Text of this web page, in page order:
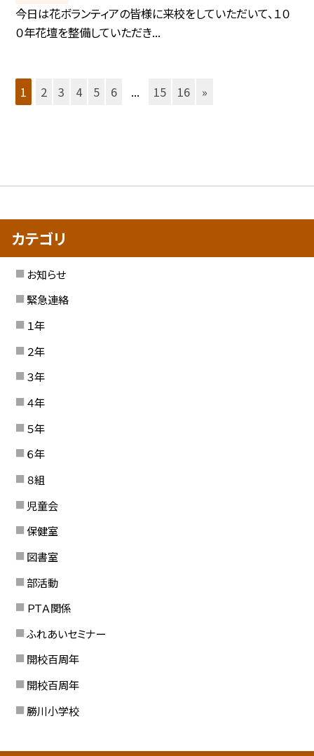
今日は花ボランティアの皆様に来校をしていただいて、１０
０年花壇を整備していただき...
1 2 3 4 5 6 ... 15 16 »
カテゴリ
お知らせ
緊急連絡
１年
２年
３年
４年
５年
６年
８組
児童会
保健室
図書室
部活動
ＰＴＡ関係
ふれあいセミナー
開校百周年
開校百周年
勝川小学校